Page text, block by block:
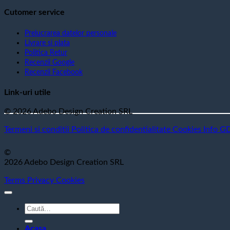
Cutomer service
Prelucrarea datelor personale
Livrare si plata
Politica Retur
Recenzii Google
Recenzii Facebook
Link-uri utile
© 2026 Adebo Design Creation SRL
Termeni si conditii Politica de confidentialitate Cookies Info
©
2026 Adebo Design Creation SRL
Terms Privacy Cookies
Caută
după:
Acasa